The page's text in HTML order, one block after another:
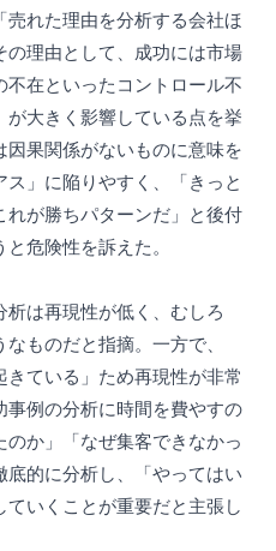
れた理由を分析する会社ほ
理由として、成功には市場
在といったコントロール不
大きく影響している点を挙
果関係がないものに意味を
」に陥りやすく、「きっと
が勝ちパターンだ」と後付
危険性を訴えた。
は再現性が低く、むしろ
ものだと指摘。一方で、
きている」ため再現性が非常
例の分析に時間を費やすの
か」「なぜ集客できなかっ
的に分析し、「やってはい
いくことが重要だと主張し